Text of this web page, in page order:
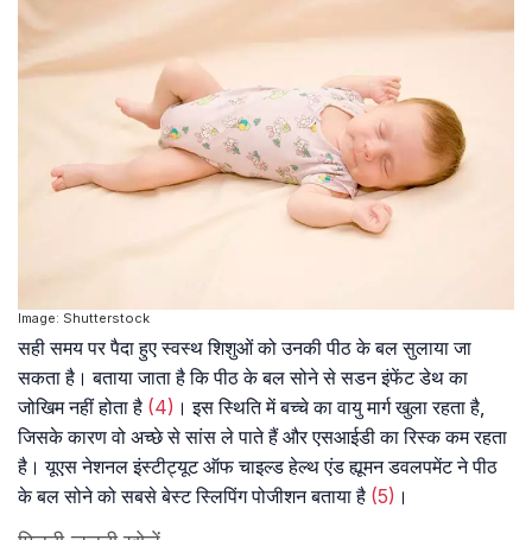
Image: Shutterstock
सही समय पर पैदा हुए स्वस्थ शिशुओं को उनकी पीठ के बल सुलाया जा
सकता है। बताया जाता है कि पीठ के बल सोने से सडन इंफेंट डेथ का
जोखिम नहीं होता है (4) । इस स्थिति में बच्चे का वायु मार्ग खुला रहता है,
जिसके कारण वो अच्छे से सांस ले पाते हैं और एसआईडी का रिस्क कम रहता
है। यूएस नेशनल इंस्टीट्यूट ऑफ चाइल्ड हेल्थ एंड ह्यूमन डवलपमेंट ने पीठ
के बल सोने को सबसे बेस्ट स्लिपिंग पोजीशन बताया है (5) ।